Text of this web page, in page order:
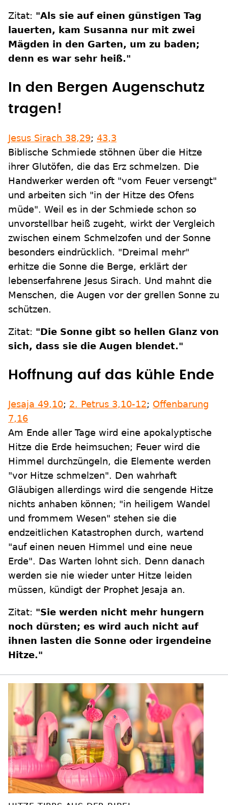
Zitat: "Als sie auf einen günstigen Tag
lauerten, kam Susanna nur mit zwei
Mägden in den Garten, um zu baden;
denn es war sehr heiß."
In den Bergen Augenschutz
tragen!
Jesus Sirach 38,29; 43,3
Biblische Schmiede stöhnen über die Hitze
ihrer Glutöfen, die das Erz schmelzen. Die
Handwerker werden oft "vom Feuer versengt"
und arbeiten sich "in der Hitze des Ofens
müde". Weil es in der Schmiede schon so
unvorstellbar heiß zugeht, wirkt der Vergleich
zwischen einem Schmelzofen und der Sonne
besonders eindrücklich. "Dreimal mehr"
erhitze die Sonne die Berge, erklärt der
lebenserfahrene Jesus Sirach. Und mahnt die
Menschen, die Augen vor der grellen Sonne zu
schützen.
Zitat: "Die Sonne gibt so hellen Glanz von
sich, dass sie die Augen blendet."
Hoffnung auf das kühle Ende
Jesaja 49,10; 2. Petrus 3,10-12; Offenbarung
7,16
Am Ende aller Tage wird eine apokalyptische
Hitze die Erde heimsuchen; Feuer wird die
Himmel durchzüngeln, die Elemente werden
"vor Hitze schmelzen". Den wahrhaft
Gläubigen allerdings wird die sengende Hitze
nichts anhaben können; "in heiligem Wandel
und frommem Wesen" stehen sie die
endzeitlichen Katastrophen durch, wartend
"auf einen neuen Himmel und eine neue
Erde". Das Warten lohnt sich. Denn danach
werden sie nie wieder unter Hitze leiden
müssen, kündigt der Prophet Jesaja an.
Zitat: "Sie werden nicht mehr hungern
noch dürsten; es wird auch nicht auf
ihnen lasten die Sonne oder irgendeine
Hitze."